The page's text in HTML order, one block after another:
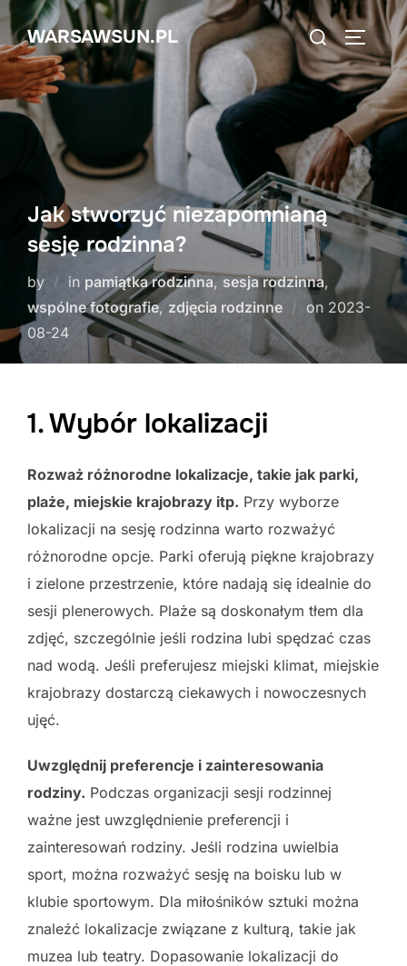
Skip
to
content
WARSAWSUN.PL
Search
for:
Jak stworzyć niezapomnianą
sesję rodzinna?
by in pamiątka rodzinna, sesja rodzinna,
wspólne fotografie, zdjęcia rodzinne on Posted
2023-
08-24
1. Wybór lokalizacji
Rozważ różnorodne lokalizacje, takie jak parki,
plaże, miejskie krajobrazy itp. Przy wyborze
lokalizacji na sesję rodzinna warto rozważyć
różnorodne opcje. Parki oferują piękne krajobrazy
i zielone przestrzenie, które nadają się idealnie do
sesji plenerowych. Plaże są doskonałym tłem dla
zdjęć, szczególnie jeśli rodzina lubi spędzać czas
nad wodą. Jeśli preferujesz miejski klimat, miejskie
krajobrazy dostarczą ciekawych i nowoczesnych
ujęć.
Uwzględnij preferencje i zainteresowania
rodziny. Podczas organizacji sesji rodzinnej
ważne jest uwzględnienie preferencji i
zainteresowań rodziny. Jeśli rodzina uwielbia
sport, można rozważyć sesję na boisku lub w
klubie sportowym. Dla miłośników sztuki można
znaleźć lokalizacje związane z kulturą, takie jak
muzea lub teatry. Dopasowanie lokalizacji do